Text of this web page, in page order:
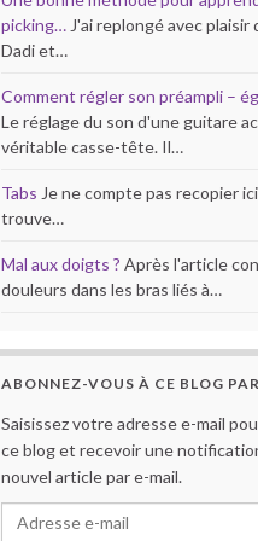
picking… J'ai replongé avec plaisir
Dadi et…
Comment régler son préampli –
Le réglage du son d'une guitare
véritable casse-tête. Il…
Tabs Je ne compte pas recopier
trouve…
Mal aux doigts ? Après l'article
douleurs dans les bras liés à…
ABONNEZ-VOUS À CE BLOG
Saisissez votre adresse e-mail
ce blog et recevoir une
nouvel article par e-mail.
Adresse e-mail